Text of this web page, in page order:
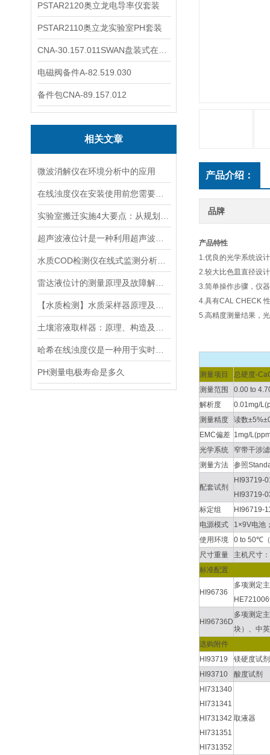
PSTAR2120奥立龙电导率仪套装
PSTAR2110奥立龙实验室PH套装
电磁阀备件A-82.519.030
备件包CNA-89.157.012
相关文章
微波消解仪在环境分析中的应用
PH测量电极寿命是多久
产品介绍：
品牌
产品特性
1.优良的光学系统设
2.较大比色皿直径设
3.简单操作步骤，仪
4.具有CAL CHECK
5.高精度测量结果，
测量项目
总硬度-
测量范围
0.00 to
解析度
0.01mg/
测量精度
读数
EMC偏差 1mg/
光学系统
窄带干涉
测量方法
参照
配套试剂
HI93719-
HI93719-
标定组
HI96719-
电源模式
1×9V电池
使用环境
0 to 50℃
尺寸重量
主机尺寸
标准配置
HI96736
多项测定
HI96736D
多项测定
块）、中
选购附件
HI93719
镁硬度试剂
HI93710
酸度试剂
HI731340
HI731341
HI731342
HI731351
HI731352
取液器